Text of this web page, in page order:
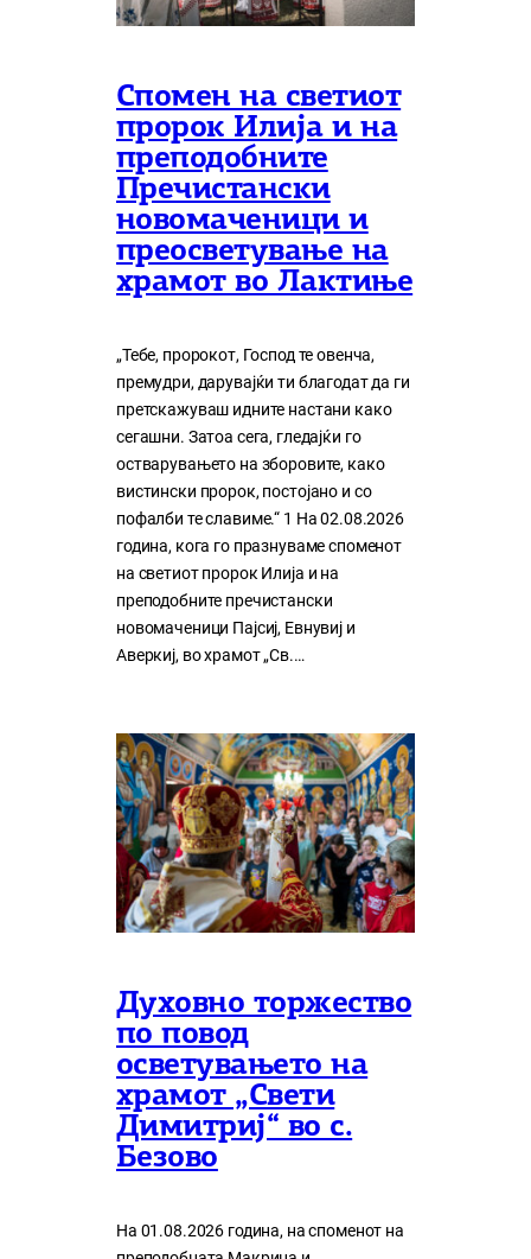
Спомен на светиот
пророк Илија и на
преподобните
Пречистански
новомаченици и
преосветување на
храмот во Лактиње
„Тебе, пророкот, Господ те овенча,
премудри, дарувајќи ти благодат да ги
претскажуваш идните настани како
сегашни. Затоа сега, гледајќи го
остварувањето на зборовите, како
вистински пророк, постојано и со
пофалби те славиме.“ 1 На 02.08.2026
година, кога го празнуваме споменот
на светиот пророк Илија и на
преподобните пречистански
новомаченици Пајсиј, Евнувиј и
Аверкиј, во храмот „Св.…
Духовно торжество
по повод
осветувањето на
храмот „Свети
Димитриј“ во с.
Безово
На 01.08.2026 година, на споменот на